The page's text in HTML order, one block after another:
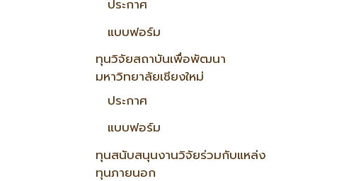
ประกาศ
แบบฟอร์ม
ทุนวิจัยสถาบันเพื่อพัฒนา
มหาวิทยาลัยเชียงใหม่
ประกาศ
แบบฟอร์ม
ทุนสนับสนุนงานวิจัยร่วมกับแหล่ง
ทุนภายนอก